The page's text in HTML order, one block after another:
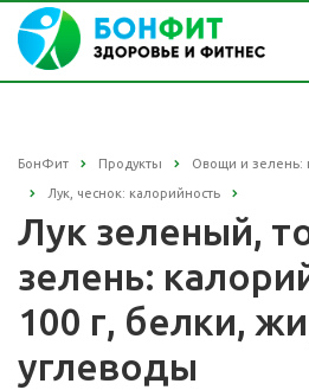
БонФит Продукты Овощи и зелень:
Лук, чеснок: калорийность
Лук зеленый,
зелень:
100 г, белки,
углеводы